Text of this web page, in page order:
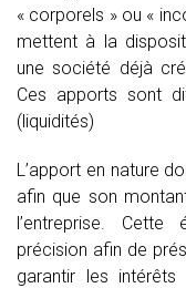
« corporels » ou «
mettent à la
une société déjà
Ces apports sont
(liquidités)
L’apport en nature
afin que son
l’entreprise.
précision afin de
garantir les